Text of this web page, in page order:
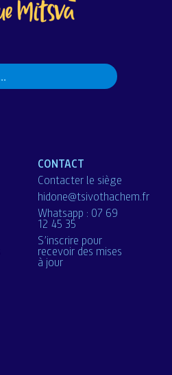
CONTACT
Contacter le siège
hidone@tsivothachem.fr
Whatsapp : 07 69
12 45 35
S’inscrire pour
recevoir des mises
à jour